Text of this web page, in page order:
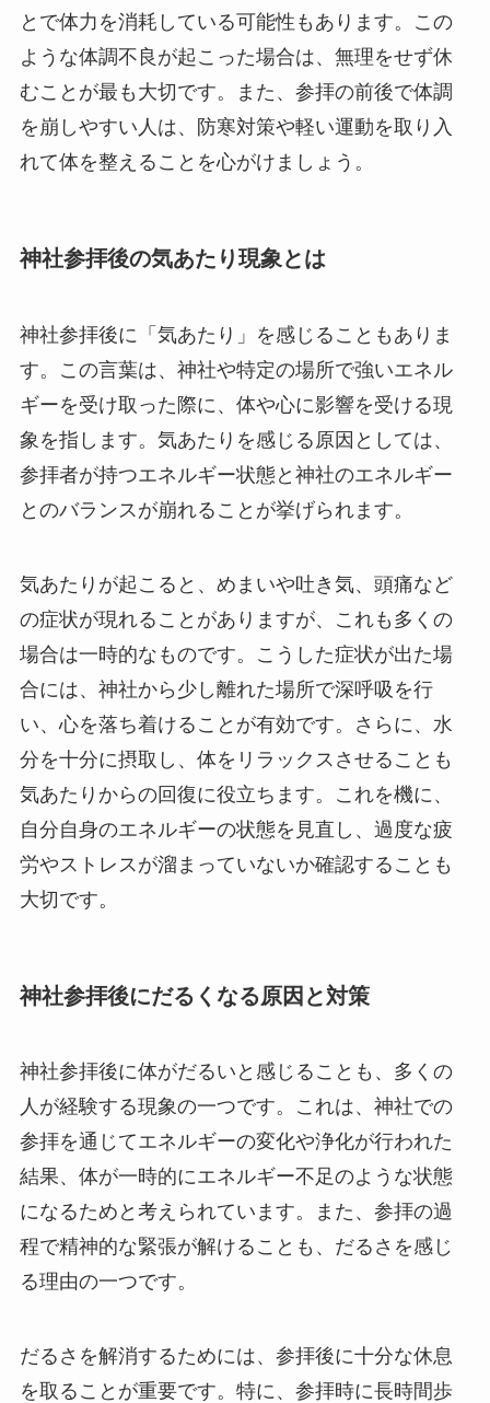
とで体力を消耗している可能性もあります。この
ような体調不良が起こった場合は、無理をせず休
むことが最も大切です。また、参拝の前後で体調
を崩しやすい人は、防寒対策や軽い運動を取り入
れて体を整えることを心がけましょう。
神社参拝後の気あたり現象とは
神社参拝後に「気あたり」を感じることもありま
す。この言葉は、神社や特定の場所で強いエネル
ギーを受け取った際に、体や心に影響を受ける現
象を指します。気あたりを感じる原因としては、
参拝者が持つエネルギー状態と神社のエネルギー
とのバランスが崩れることが挙げられます。
気あたりが起こると、めまいや吐き気、頭痛など
の症状が現れることがありますが、これも多くの
場合は一時的なものです。こうした症状が出た場
合には、神社から少し離れた場所で深呼吸を行
い、心を落ち着けることが有効です。さらに、水
分を十分に摂取し、体をリラックスさせることも
気あたりからの回復に役立ちます。これを機に、
自分自身のエネルギーの状態を見直し、過度な疲
労やストレスが溜まっていないか確認することも
大切です。
神社参拝後にだるくなる原因と対策
神社参拝後に体がだるいと感じることも、多くの
人が経験する現象の一つです。これは、神社での
参拝を通じてエネルギーの変化や浄化が行われた
結果、体が一時的にエネルギー不足のような状態
になるためと考えられています。また、参拝の過
程で精神的な緊張が解けることも、だるさを感じ
る理由の一つです。
だるさを解消するためには、参拝後に十分な休息
を取ることが重要です。特に、参拝時に長時間歩